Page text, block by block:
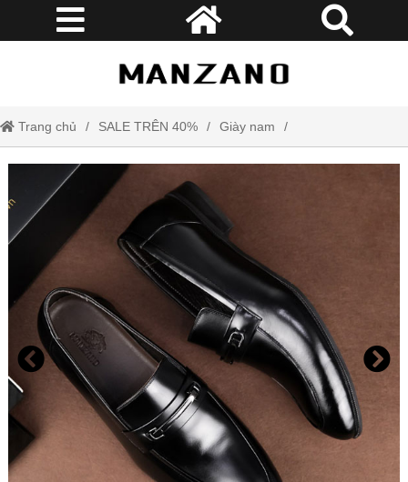
Trang chủ SALE TRÊN 40% Giày nam
Giày lười nam đẹp da thật Manzano kiểu dáng công sở mới lịch lãm và
nam tính M66686